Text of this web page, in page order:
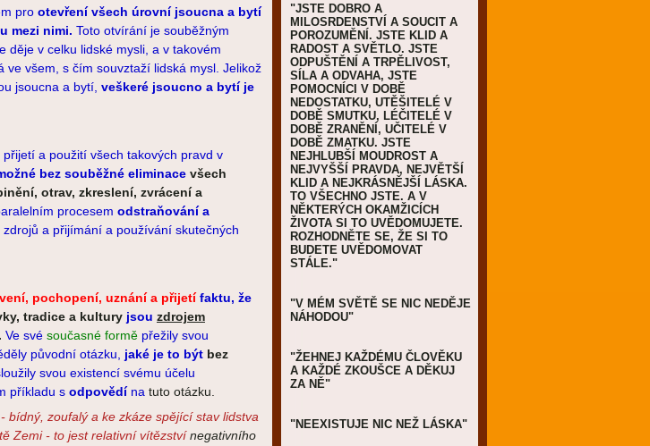
pro otevření všech úrovní jsoucna a bytí
mezi nimi. Toto otvírání je souběžným
děje v celku lidské mysli, a v takovém
ve všem, s čím souvztaží lidská mysl. Jelikož
jsoucna a bytí, veškeré jsoucno a bytí je
a použití všech takových pravd v
bez souběžné eliminace všech
otrav, zkreslení, zvrácení a
procesem odstraňování a
a přijímání a používání skutečných
pochopení, uznání a přijetífaktu, že
tradice a kultury jsou zdrojem
Ve své současné formě přežily svou
původní otázku,
jaké je to být bez
svou existencí svému účelu
příkladu s odpovědína tuto otázku.
bídný, zoufalý a ke zkáze spějící stav lidstva
Zemi - to jest relativní vítězstvínegativního
"JSTE DOBRO A
MILOSRDENSTVÍ A SOUCIT A
POROZUMĚNÍ. JSTE KLID A
RADOST A SVĚTLO. JSTE
ODPUŠTĚNÍ A TRPĚLIVOST,
SÍLA A ODVAHA, JSTE
POMOCNÍCI V DOBĚ
NEDOSTATKU, UTĚŠITELÉ V
DOBĚ SMUTKU, LÉČITELÉ V
DOBĚ ZRANĚNÍ, UČITELÉ V
DOBĚ ZMATKU. JSTE
NEJHLUBŠÍ MOUDROST A
NEJVYŠŠÍ PRAVDA, NEJVĚTŠÍ
KLID A NEJKRÁSNĚJŠÍ LÁSKA.
TO VŠECHNO JSTE. A V
NĚKTERÝCH OKAMŽICÍCH
ŽIVOTA SI TO UVĚDOMUJETE.
ROZHODNĚTE SE, ŽE SI TO
BUDETE UVĚDOMOVAT
STÁLE."
"V MÉM SVĚTĚ SE NIC NEDĚJE
NÁHODOU"
"ŽEHNEJ KAŽDÉMU ČLOVĚKU
A KAŽDÉ ZKOUŠCE A DĚKUJ
ZA NĚ"
"NEEXISTUJE NIC NEŽ LÁSKA"